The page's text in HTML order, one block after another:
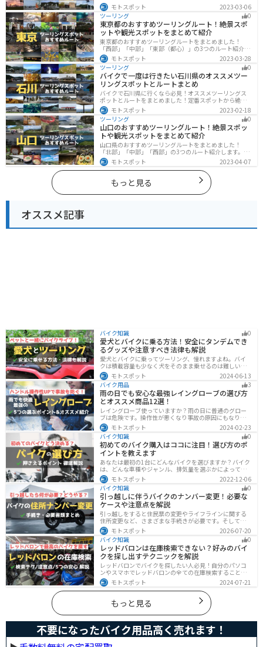
す。自然豊かな山から海、絶品グルメを満喫するツーリ
ングができます。バイクで香川県にツーリングに行く際
は参考にしてください。
モトスポット
2023-03-06
ツーリング
0
東京都のおすすめツーリングルート！絶景スポ
ットや観光スポットをまとめて紹介
東京都のおすすめツーリングルートをまとめました！
「西部」「中部」「東部（都心）」の3つのルート紹介し
ます。西に行けば奥多摩の自然、東に行けば都心スポッ
トと、自然も街も楽しめるスポットが多数あります。バ
イクで東京都にツーリングに行く際は参考にしてくださ
い。
モトスポット
2023-03-28
ツーリング
0
バイクで一度は行きたい石川県のオススメツー
リングスポットとルートまとめ
バイクで石川県に行くなら必見！オススメツーリングス
ポットとルートをまとめました！定番スポットから絶景
スポット、温泉、海、グルメなど様々なジャンルで楽し
めます。バイクで石川ツーリングに行こうと思っている
人は、参考にしてください。
モトスポット
2023-02-18
ツーリング
0
山口のおすすめツーリングルート！絶景スポッ
トや観光スポットをまとめて紹介
山口県のおすすめツーリングルートをまとめました！
「北部」「中部」「西部」の3つのルート紹介します。美
しい海岸線や山々を楽しむことができます。バイクで山
口県にツーリングに行く際は参考にしてください。
モトスポット 2023-04-07
もっと見る
オススメ記事
バイク知識 0
愛犬とバイクに乗る方法！安全にタンデムでき
るグッズや注意すべき法律も解説
愛犬とバイクに乗ってツーリング、憧れますよね。バイ
クは積載容量も少なく犬をそのまま乗せるのは難しいで
すが、専用アイテムを使えば実現できます。この記事で
は、安全に楽しむために必要な知識やグッズをまとめま
した。しっかりと準備して愛犬とバイクライフを満喫し
ましょう！
モトスポット
2024-06-13
バイク用品
3
雨の日でも安心な最強レイングローブの選び方
とオススメ商品12選！
レイングローブ使っていますか？雨の日に普通のグロー
ブは危険です。操作性が悪くなり事故の原因にもなりま
す。安全と快適に運転するためにもしっかりとしたレイ
ングローブを準備しておきましょう。この記事ではレイ
ングローブの選び方とオススメを紹介します。
モトスポット
2024-02-23
バイク知識
0
初めてのバイク購入はココに注目！選び方のポ
イントを教えます
あなたは最初の1台にどんなバイクを選びますか？バイク
は、どんな車種やジャンル、排気量を選ぶかによって今
後の楽しみ方が大きく変わるものなので、初めての愛車
選びはとても重要です。この記事ではそんなバイク選び
のオススメポイントをお伝えします。
モトスポット
2022-12-06
バイク知識
0
引っ越しに伴うバイクのナンバー変更！必要な
ケースや注意点を解説
引っ越しをすると住民票の変更やライフラインに関する
住所変更など、さまざまな手続きが必要です。そしてバ
イク乗りの場合は、住所変更やナンバー変更といったバ
イクに関する手続きも忘れてはいけません。しかし、必
要な手続きや手順がわからないという方も多いのではな
いでしょうか。ライダー引っ越したらバイクのナンバー
を変えないといけないの？ライダー引っ越し先でも原付
に乗る場合、どんな手続きが必要か知りたいライダー引
っ越したけど忙しくて住所変更もナンバー変更もしてい
ない・・・今回はこのような疑問・お悩みにお
モトスポット
2026-07-20
バイク知識
0
レッドバロンは在庫検索できない？好みのバイ
クを探し出すテクニックを解説
レッドバロンでバイクを探したい人必見！自分のパソコ
ンやスマホでレッドバロンの全ての在庫検索することは
不可能です。自分に合ったバイクを探すためには、店舗
に行きイントラネットで探してもらう必要があります。
その際の注意点や自分に合ったバイクを見つけるテクニ
ックをまとめました。
モトスポット 2024-07-21
もっと見る
不要になったバイク用品高く売れます！